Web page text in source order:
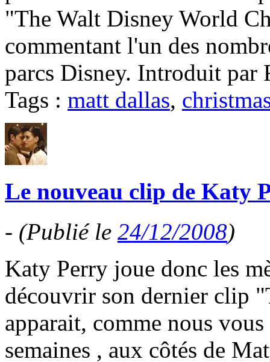
"The Walt Disney World
commentant l'un des
parcs Disney. Introduit par
Tags : matt dallas,
Le nouveau clip de Katy
- (Publié le 24/12/2008)
Katy Perry joue donc les
découvrir son dernier clip
apparait, comme nous
semaines , aux côtés de